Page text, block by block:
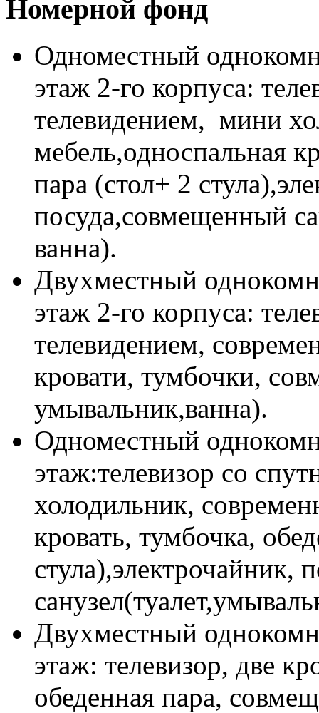
Номерной фонд
Одноместный
этаж 2-го корпуса:
телевидением, мини
мебель,односпальная
пара (стол+ 2
посуда,совмещенный
ванна).
Двухместный
этаж 2-го корпуса:
телевидением,
кровати, тумбочки,
умывальник,ванна).
Одноместный
этаж:телевизор со
холодильник,
кровать, тумбочка,
стула),электрочайник,
Двухместный
этаж: телевизор, две
обеденная пара,